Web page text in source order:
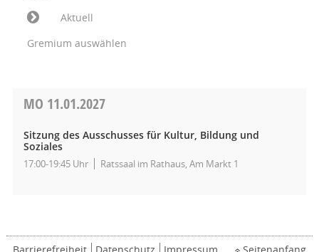
Aktuell
Gremium auswählen
MO 11.01.2027
Sitzung des Ausschusses für Kultur, Bildung und
Soziales
17:00-19:45 Uhr Ratssaal im Rathaus, Am Markt 1